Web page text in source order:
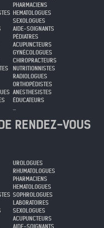
PHARMACIENS
HEMATOLOGUES
SEXOLOGUES
AIDE-SOIGNANTS
PÉDIATRES
ACUPUNCTEURS
GYNÉCOLOGUES
CHIROPRACTEURS
NUTRITIONNISTES
RADIOLOGUES
ORTHOPÉDISTES
ANESTHESISTES
ÉDUCATEURS
...
RENDEZ-VOUS
UROLOGUES
RHUMATOLOGUES
PHARMACIENS
HEMATOLOGUES
SOPHROLOGUES
LABORATOIRES
SEXOLOGUES
ACUPUNCTEURS
AIDE-SOIGNANTS